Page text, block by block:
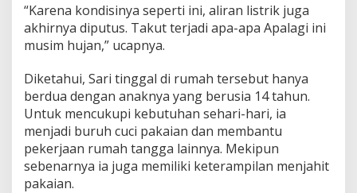
h
a
“Karena kondisinya seperti ini, aliran listrik juga
akhirnya diputus. Takut terjadi apa-apa Apalagi ini
musim hujan,” ucapnya.
Diketahui, Sari tinggal di rumah tersebut hanya
berdua dengan anaknya yang berusia 14 tahun.
Untuk mencukupi kebutuhan sehari-hari, ia
menjadi buruh cuci pakaian dan membantu
pekerjaan rumah tangga lainnya. Mekipun
sebenarnya ia juga memiliki keterampilan menjahit
pakaian.